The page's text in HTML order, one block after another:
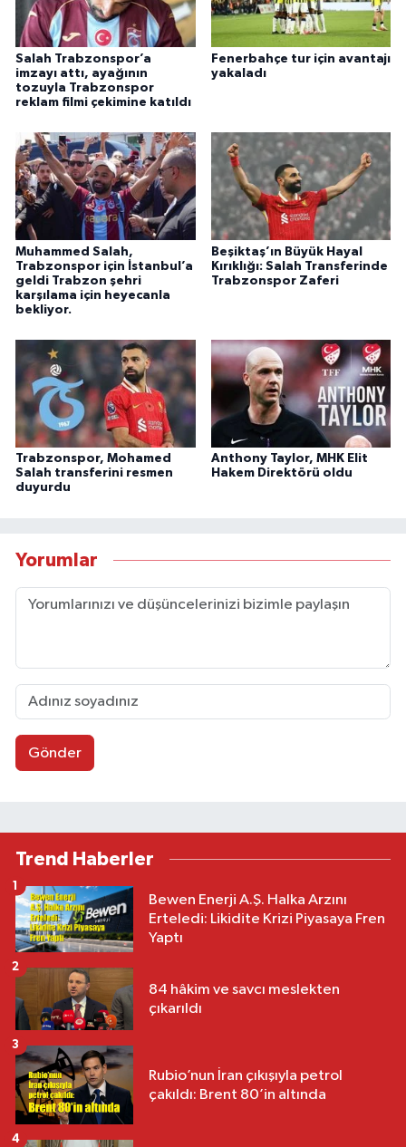
Salah Trabzonspor’a
imzayı attı, ayağının
tozuyla Trabzonspor
reklam filmi çekimine katıldı
Fenerbahçe tur için avantajı
yakaladı
Muhammed Salah,
Trabzonspor için İstanbul’a
geldi Trabzon şehri
karşılama için heyecanla
bekliyor.
Beşiktaş’ın Büyük Hayal
Kırıklığı: Salah Transferinde
Trabzonspor Zaferi
Trabzonspor, Mohamed
Salah transferini resmen
duyurdu
Anthony Taylor, MHK Elit
Hakem Direktörü oldu
Yorumlar
Gönder
Trend Haberler
Bewen Enerji A.Ş. Halka Arzını
Erteledi: Likidite Krizi Piyasaya Fren
Yaptı
1
84 hâkim ve savcı meslekten
çıkarıldı
2
Rubio’nun İran çıkışıyla petrol
çakıldı: Brent 80’in altında
3
4